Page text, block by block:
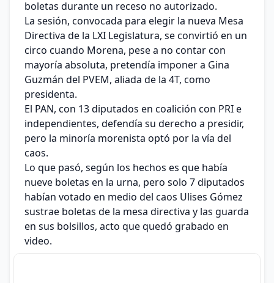
boletas durante un receso no autorizado.
La sesión, convocada para elegir la nueva Mesa
Directiva de la LXI Legislatura, se convirtió en un
circo cuando Morena, pese a no contar con
mayoría absoluta, pretendía imponer a Gina
Guzmán del PVEM, aliada de la 4T, como
presidenta.
El PAN, con 13 diputados en coalición con PRI e
independientes, defendía su derecho a presidir,
pero la minoría morenista optó por la vía del
caos.
Lo que pasó, según los hechos es que había
nueve boletas en la urna, pero solo 7 diputados
habían votado en medio del caos Ulises Gómez
sustrae boletas de la mesa directiva y las guarda
en sus bolsillos, acto que quedó grabado en
video.